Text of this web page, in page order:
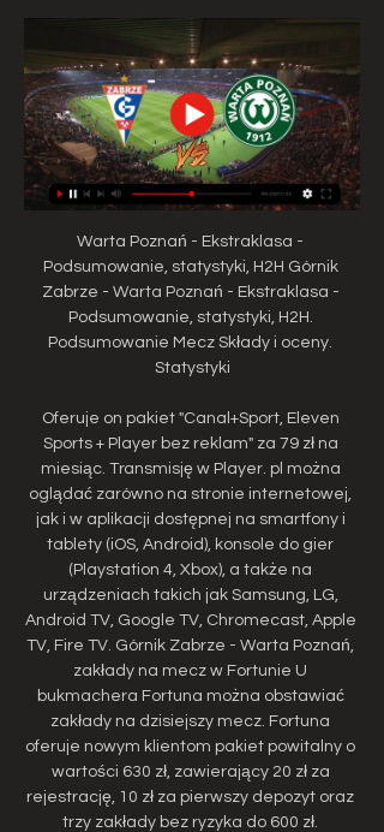
Warta Poznań - Ekstraklasa -
Podsumowanie, statystyki, H2H Górnik
Zabrze - Warta Poznań - Ekstraklasa -
Podsumowanie, statystyki, H2H.
Podsumowanie Mecz Składy i oceny.
Statystyki
Oferuje on pakiet "Canal+Sport, Eleven
Sports + Player bez reklam" za 79 zł na
miesiąc. Transmisję w Player. pl można
oglądać zarówno na stronie internetowej,
jak i w aplikacji dostępnej na smartfony i
tablety (iOS, Android), konsole do gier
(Playstation 4, Xbox), a także na
urządzeniach takich jak Samsung, LG,
Android TV, Google TV, Chromecast, Apple
TV, Fire TV. Górnik Zabrze - Warta Poznań,
zakłady na mecz w Fortunie U
bukmachera Fortuna można obstawiać
zakłady na dzisiejszy mecz. Fortuna
oferuje nowym klientom pakiet powitalny o
wartości 630 zł, zawierający 20 zł za
rejestrację, 10 zł za pierwszy depozyt oraz
trzy zakłady bez ryzyka do 600 zł.